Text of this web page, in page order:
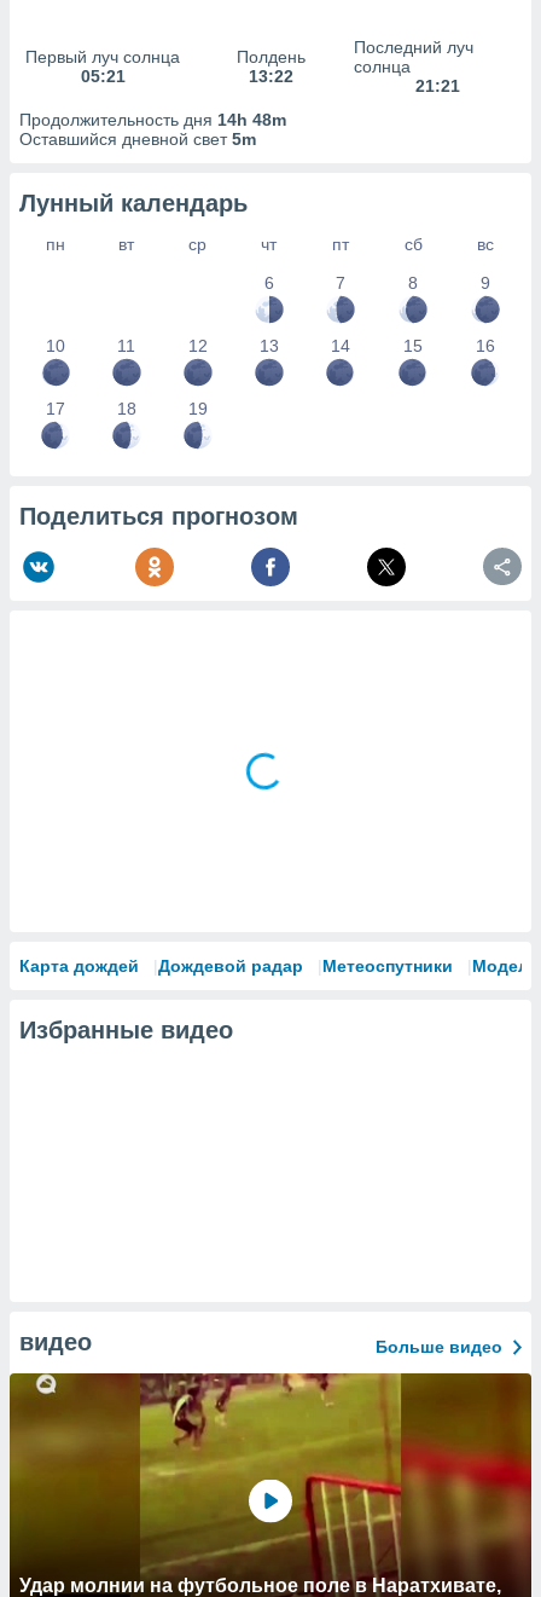
Первый луч солнца
05:21
Полдень
13:22
Последний луч
солнца
21:21
Продолжительность дня 14h 48m
Оставшийся дневной свет5m
Лунный календарь
пн вт ср чт пт сб
вс
6
7 8 9
10 11 12 13 14 15 16
17 18 19
Поделиться прогнозом
Карта дождей Дождевой радар Метеоспутники Модели
Избранные видео
видео Больше видео
Удар молнии на футбольное поле в Наратхивате,